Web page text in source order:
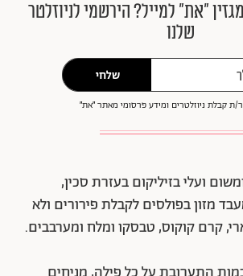
״את״ למייל? הירשמי לניוזלטר
שלנו
שלחי
ת קבלת ניוזלטרים ומידע פרסומי מאתר ״את״
ועלי בזיליקום בעזרת סכין,
מזון בפולסים לקבלת פירורים ולא
קרם קוקוס, טבסקו ומלח ומערבבים.